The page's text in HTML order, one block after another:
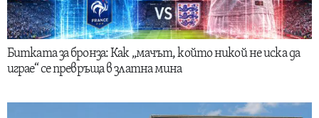
Битката за бронза: Как „мачът, който никой не иска да
играе“ се превръща в златна мина